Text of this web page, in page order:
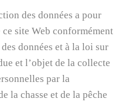
des données a pour
site Web conformément
données et à la loi sur
et l’objet de la collecte
par la
la chasse et de la pêche